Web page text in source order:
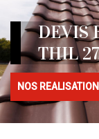
DEVIS
THIL
NOS